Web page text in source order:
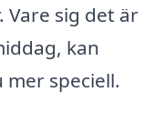
Vare sig det är
kan
speciell.